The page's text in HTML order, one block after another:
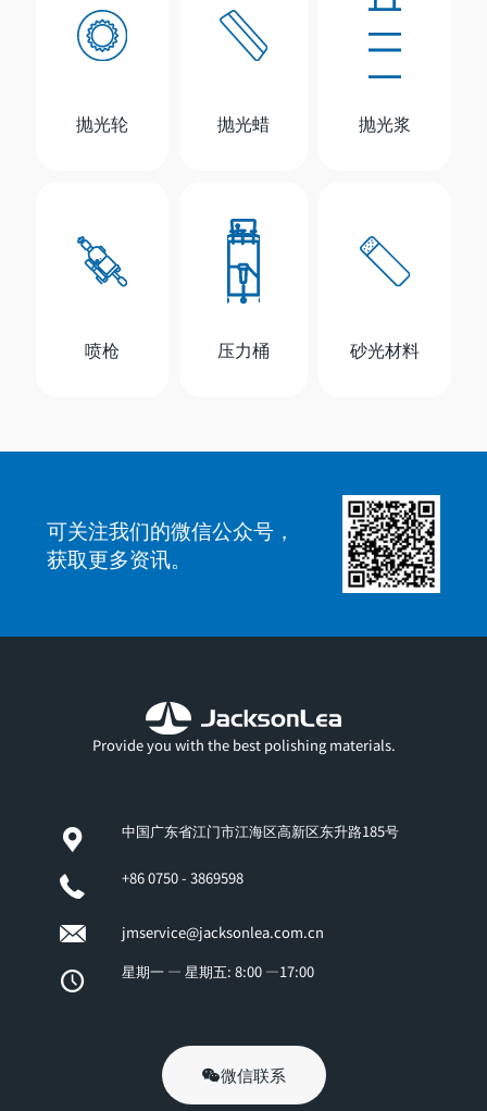
抛光轮 抛光蜡 抛光浆
喷枪 压力桶 砂光材料
可关注我们的微信公众号，
获取更多资讯。
Provide you with the best polishing materials.
中国广东省江门市江海区高新区东升路185号
+86 0750 - 3869598
jmservice@jacksonlea.com.cn
星期一 — 星期五: 8:00 —17:00
微信联系